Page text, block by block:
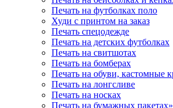
Печать на футболках поло
Худи с принтом на заказ
Печать спецодежде
Печать на детских футболках
Печать на свитшотах
Печать на бомберах
Печать на обуви, кастомные
Печать на лонгсливе
Печать на носках
Печать на бумажных пакетах»